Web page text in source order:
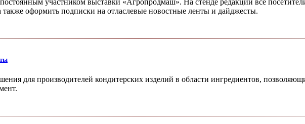
участником выставки «Агропродмаш». На стенде редакции все
оформить подписки на отласлевые новостные ленты и дайджесты.
для производителей кондитерских изделий в области ингредиентов,